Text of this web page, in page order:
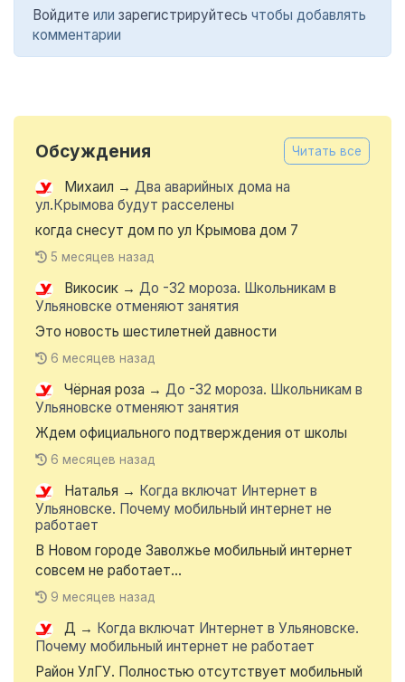
Войдите или зарегистрируйтесь чтобы добавлять
комментарии
Обсуждения Читать все
Михаил → Два аварийных дома на
ул.Крымова будут расселены
когда снесут дом по ул Крымова дом 7
5 месяцев назад
Викосик → До -32 мороза. Школьникам в
Ульяновске отменяют занятия
Это новость шестилетней давности
6 месяцев назад
Чёрная роза → До -32 мороза. Школьникам в
Ульяновске отменяют занятия
Ждем официального подтверждения от школы
6 месяцев назад
Наталья → Когда включат Интернет в
Ульяновске. Почему мобильный интернет не
работает
В Новом городе Заволжье мобильный интернет
совсем не работает...
9 месяцев назад
Д → Когда включат Интернет в Ульяновске.
Почему мобильный интернет не работает
Район УлГУ. Полностью отсутствует мобильный